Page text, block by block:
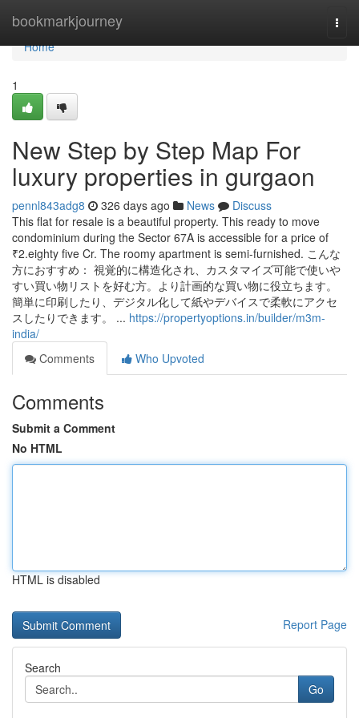
bookmarkjourney
Home
Home
1
New Step by Step Map For
luxury properties in gurgaon
pennl843adg8 326 days ago News
Discuss
This flat for resale is a beautiful property. This ready to move
condominium during the Sector 67A is accessible for a price of
₹2.eighty five Cr. The roomy apartment is semi-furnished. こんな
方におすすめ： 視覚的に構造化され、カスタマイズ可能で使いや
すい買い物リストを好む方。より計画的な買い物に役立ちます。
簡単に印刷したり、デジタル化して紙やデバイスで柔軟にアクセ
スしたりできます。 ... https://propertyoptions.in/builder/m3m-
india/
Comments
Who Upvoted
Comments
Submit a Comment
No HTML
HTML is disabled
Report Page
Search
Go